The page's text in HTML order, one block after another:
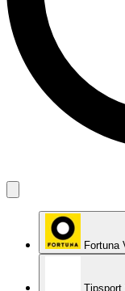
Fortuna
Tipsport